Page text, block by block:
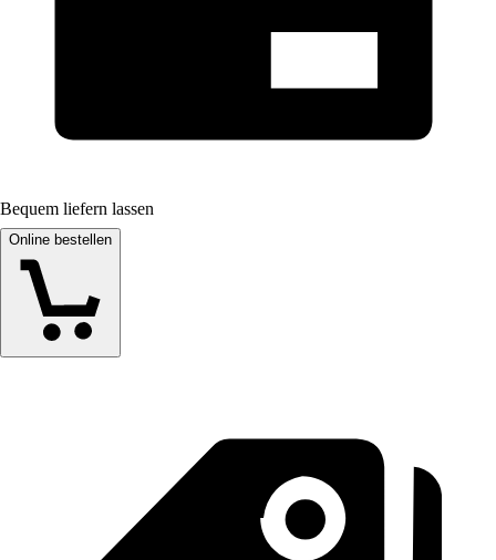
Bequem liefern lassen
Online bestellen